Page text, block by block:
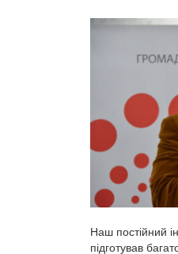
Наш постійний
підготував